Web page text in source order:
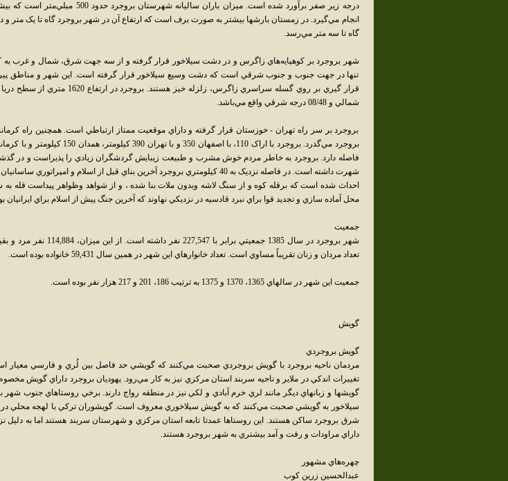
درجه زير صفر برآورد شده است. ميزان باران ساليانه شهرستان
انجام مي‌گيرد. در زمستان بارشها بيشتر به صورت برف است که ارتفاع آن در شهر بروجرد گاه تا يک متر و
گاه تا سه متر مي‌رسد.
شهر بروجرد بر کوهپايه‌هاي زاگرس و در دشت سيلاخور قرار گرفته و از سه جهت شرق، شمال و غرب به
تنها در جهت جنوب و جنوب شرقي است که دشت وسيع سيلاخور قرار گرفته است. اين شهر و مناطق
شمالي و 08/48 درجه شرقي واقع مي‌‌باشد.
بروجرد بر سر راه تهران - خوزستان قرار گرفته و داراي موقعيت ممتاز ارتباطي است. همچنين راه
فاصله دارد. بروجرد به خاطر مردم خوش مشرب و طبيعت زيبايش گردشگران زيادي را پذيراست و در
شهرت داشته است. در فاصله نزديک به 40 کيلومتري بروجرد آخرين بناي قبل از اسلام و امپراتوري
احداث شده است که برقله کوه و از سنگ لاشه وبدون ملات بنا شده ، و از شواهد وظواهر پيداست قله
محل آماده سازي و تجديد قوا براي نبرد قادسيه در نزديکي نهاوند که آخرين جنگ پيش از اسلام براي ايرانيان
جمعيت
شهر بروجرد در سال 1385 جمعيتي برابر با 227,547
تعداد مردان و زنان تقريباً مساوي است. تعداد خانوارهاي اين شهر در همين سال 59,431 خانواده بوده است.
جمعيت اين شهر در سالهاي 1365، 1370 و 1375 به ترتيب 186، 201 و 217 هزار نفر بوده است.
گويش
گويش بروجردي
مردمان ناحيه بروجرد با گويش بروجردي صحبت مي‌کنند که گويشي حد فاصل بين لُري و فارسي معيار
تغييرات اندکي در ملاير و ناحيه سربند استان مرکزي نيز به کار مي‌رود. يهوديان بروجرد داراي گويش
گويشها و زبانهاي ديگر مانند لري خرم آبادي و لکي نيز در منطقه رواج دارند. برخي روستاهاي جنوب شهر
سيلاخور به گويشي صحبت مي‌کنند که به گويش سيلاخوري معروف است. گويشوران ترکي با لهجه محلي
شرق بروجرد ساکن هستند. اين روستاها عمدتا تابعه استان مرکزي و شهرستان سربند هستند اما به دليل
داراي مراودات و رفت و آمد بيشتري به شهر بروجرد هستند.
چهره‌هاي مشهور
عبدالحسين زرين کوب